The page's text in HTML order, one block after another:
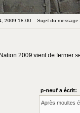
2009 18:00 Sujet du
2009 vient de fermer
p-neuf a écrit:
Après moultes